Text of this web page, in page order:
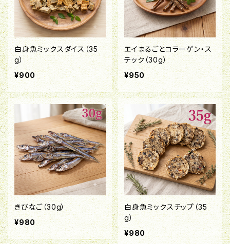
白身魚ミックスダイス（35
g）
¥900
エイまるごとコラーゲン・ス
テック（30g）
¥950
きびなご（30g）
¥980
白身魚ミックスチップ（35
g）
¥980